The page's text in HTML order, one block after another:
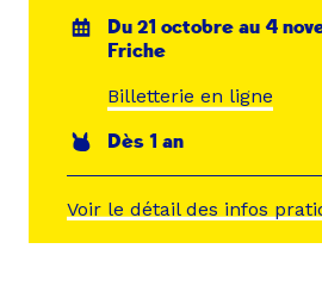
Du 21 octobre au 4
Friche
Billetterie en ligne
Dès 1 an
Voir le détail des infos